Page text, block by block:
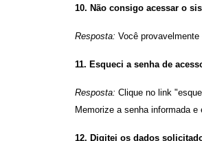
10. Não consigo acessar o
Resposta: Você
11. Esqueci a senha de
Resposta: Clique no link
Memorize a senha informada
12. Digitei os dados